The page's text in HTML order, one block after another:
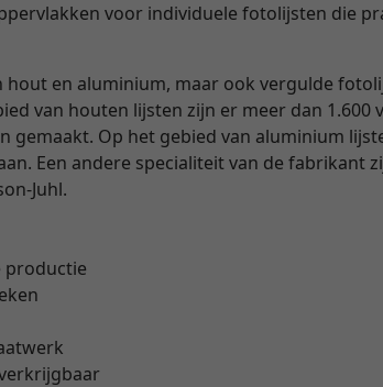
voor individuele fotolijsten die
en aluminium, maar ook vergulde
van houten lijsten zijn er meer dan 1.600
gemaakt. Op het gebied van aluminium
Een andere specialiteit van de fabrikant
Juhl.
productie